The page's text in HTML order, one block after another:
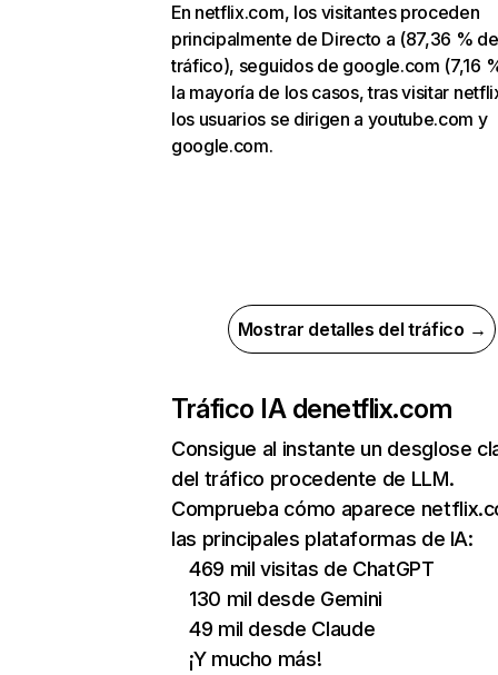
En netflix.com, los visitantes proceden
principalmente de Directo a (87,36 % de
tráfico), seguidos de google.com (7,16
la mayoría de los casos, tras visitar
los usuarios se dirigen a youtube.com y
google.com.
Mostrar detalles del tráfico →
Tráfico IA denetflix.com
Consigue al instante un desglose
del tráfico procedente de LLM.
Comprueba cómo aparece
las principales plataformas de IA:
469 mil visitas de ChatGPT
130 mil desde Gemini
49 mil desde Claude
¡Y mucho más!